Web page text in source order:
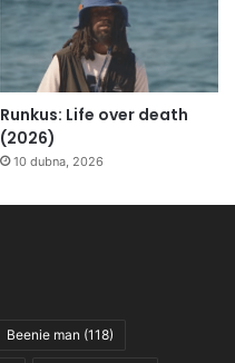
Runkus: Life over death
(2026)
10 dubna, 2026
Beenie man (118)